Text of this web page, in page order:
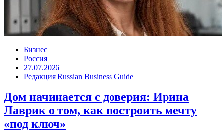
Бизнес
Россия
27.07.2026
Редакция Russian Business Guide
Дом начинается с доверия: Ирина
Лаврик о том, как построить мечту
«под ключ»